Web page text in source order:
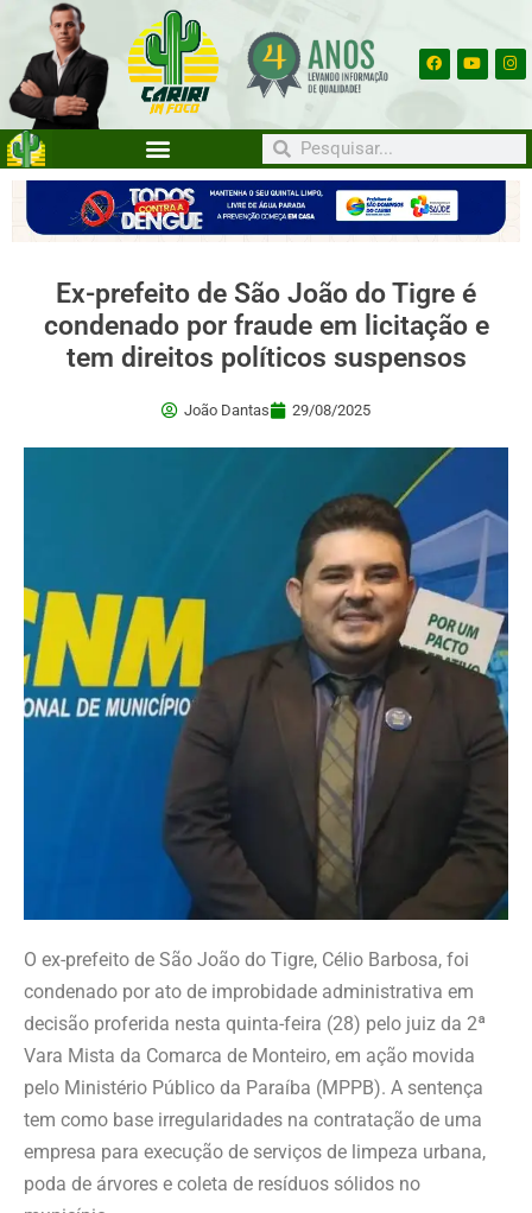
Ex-prefeito de São João do Tigre é
condenado por fraude em licitação e
tem direitos políticos suspensos
João Dantas 29/08/2025
O ex-prefeito de São João do Tigre, Célio Barbosa, foi
condenado por ato de improbidade administrativa em
decisão proferida nesta quinta-feira (28) pelo juiz da 2ª
Vara Mista da Comarca de Monteiro, em ação movida
pelo Ministério Público da Paraíba (MPPB). A sentença
tem como base irregularidades na contratação de uma
empresa para execução de serviços de limpeza urbana,
poda de árvores e coleta de resíduos sólidos no